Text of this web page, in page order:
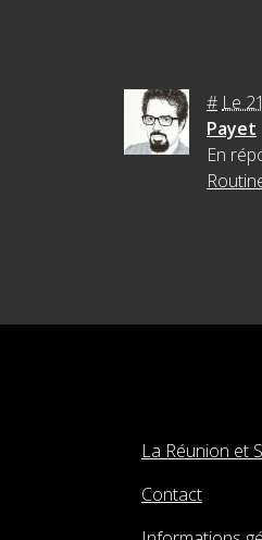
# Le
Payet
En
La Réunion et
Contact